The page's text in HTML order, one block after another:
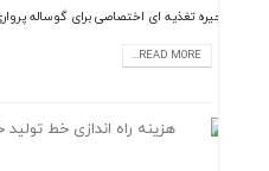
جیره تغذیه ای اختصاصی برای گوساله
READ MORE...